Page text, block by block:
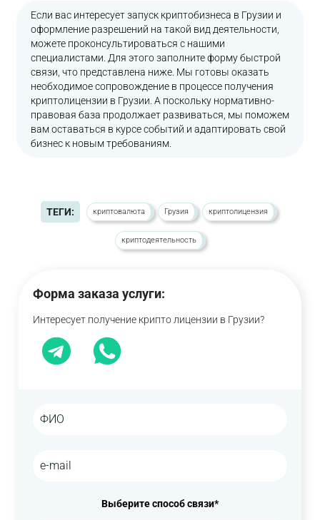
Если вас интересует запуск криптобизнеса в Грузии и
оформление разрешений на такой вид деятельности,
можете проконсультироваться с нашими
специалистами. Для этого заполните форму быстрой
связи, что представлена ниже. Мы готовы оказать
необходимое сопровождение в процессе получения
криптолицензии в Грузии. А поскольку нормативно-
правовая база продолжает развиваться, мы поможем
вам оставаться в курсе событий и адаптировать свой
бизнес к новым требованиям.
ТЕГИ: криптовалюта Грузия криптолицензия
криптодеятельность
Форма заказа услуги:
Интересует получение крипто лицензии в Грузии?
Выберите способ связи*